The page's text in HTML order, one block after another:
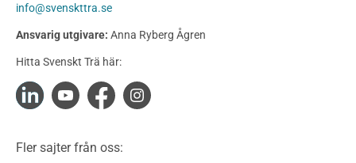
Konstruktionsvirke
Konstruktionsvirke Behandlat
Konstruktionsvirke Fingerskarvat
Konstruktionsvirke Fingerskarvat Obehandlat
Limträ
Fanerträ
info@svenskttra.se
Ansvarig utgivare: Anna Ryberg Ågren
Hitta Svenskt Trä här:
Fler sajter från oss: